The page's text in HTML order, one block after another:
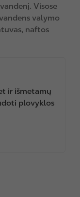
Visose
valymo
naftos
ir išmetamų
plovyklos